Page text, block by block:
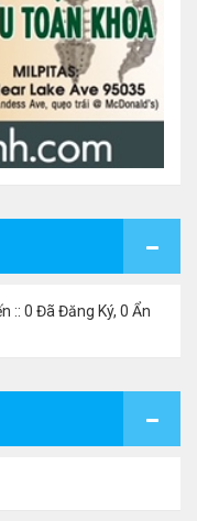
:: 0 Đã Đăng Ký, 0 Ẩn